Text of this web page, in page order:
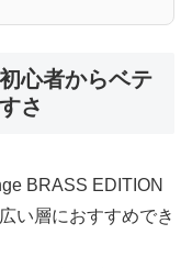
心者からベテ
さ
BRASS EDITION
い層におすすめでき